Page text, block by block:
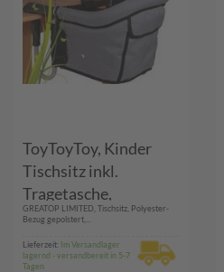
ToyToyToy, Kinder
Tischsitz inkl.
Tragetasche,
45x35x28cm,
grau/schwarz, TC-102
GREATOP LIMITED, Tischsitz, Polyester-
Bezug gepolstert,...
Lieferzeit: Im Versandlager
lagernd - versandbereit in 5-7
Tagen